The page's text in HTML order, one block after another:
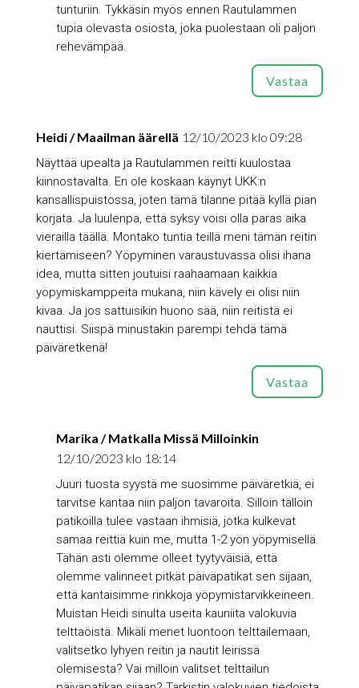
tunturiin. Tykkäsin myös ennen Rautulammen
tupia olevasta osiosta, joka puolestaan oli paljon
rehevämpää.
Vastaa
Heidi / Maailman äärellä 12/10/2023 klo 09:28
Näyttää upealta ja Rautulammen reitti kuulostaa
kiinnostavalta. En ole koskaan käynyt UKK:n
kansallispuistossa, joten tämä tilanne pitää kyllä pian
korjata. Ja luulenpa, että syksy voisi olla paras aika
vierailla täällä. Montako tuntia teillä meni tämän reitin
kiertämiseen? Yöpyminen varaustuvassa olisi ihana
idea, mutta sitten joutuisi raahaamaan kaikkia
yöpymiskamppeita mukana, niin kävely ei olisi niin
kivaa. Ja jos sattuisikin huono sää, niin reitistä ei
nauttisi. Siispä minustakin parempi tehdä tämä
päiväretkenä!
Vastaa
Marika / Matkalla Missä Milloinkin
12/10/2023 klo 18:14
Juuri tuosta syystä me suosimme päiväretkiä, ei
tarvitse kantaa niin paljon tavaroita. Silloin tällöin
patikoilla tulee vastaan ihmisiä, jotka kulkevat
samaa reittiä kuin me, mutta 1-2 yön yöpymisellä.
Tähän asti olemme olleet tyytyväisiä, että
olemme valinneet pitkät päiväpatikat sen sijaan,
että kantaisimme rinkkoja yöpymistarvikkeineen.
Muistan Heidi sinulta useita kauniita valokuvia
telttaöistä. Mikäli menet luontoon telttailemaan,
valitsetko lyhyen reitin ja nautit leirissä
olemisesta? Vai milloin valitset telttailun